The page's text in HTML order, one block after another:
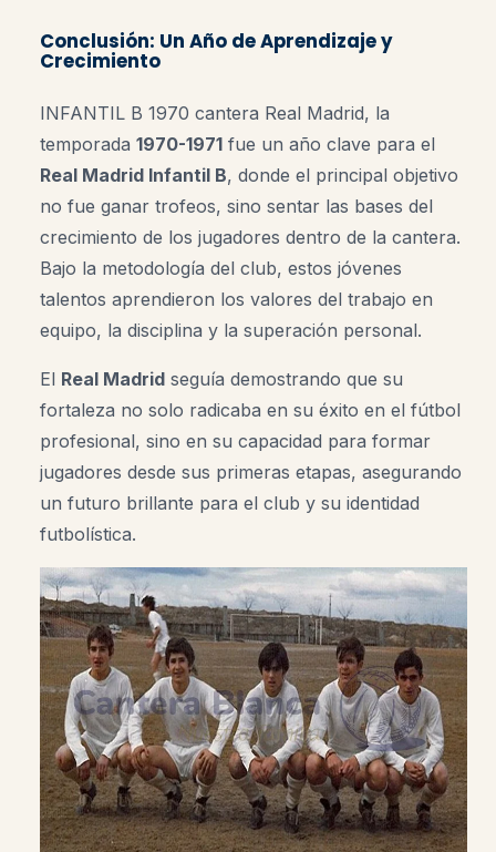
Conclusión: Un Año de Aprendizaje y
Crecimiento
INFANTIL B 1970 cantera Real Madrid, la
temporada 1970-1971 fue un año clave para el
Real Madrid Infantil B, donde el principal objetivo
no fue ganar trofeos, sino sentar las bases del
crecimiento de los jugadores dentro de la cantera.
Bajo la metodología del club, estos jóvenes
talentos aprendieron los valores del trabajo en
equipo, la disciplina y la superación personal.
El Real Madrid seguía demostrando que su
fortaleza no solo radicaba en su éxito en el fútbol
profesional, sino en su capacidad para formar
jugadores desde sus primeras etapas, asegurando
un futuro brillante para el club y su identidad
futbolística.